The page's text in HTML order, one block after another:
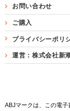
お問い合わせ
ご購入
プライバシーポリ
運営：株式会社新
ABJマークは、この電